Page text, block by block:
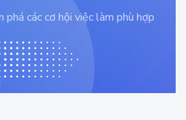
phá các cơ hội việc làm phù hợp